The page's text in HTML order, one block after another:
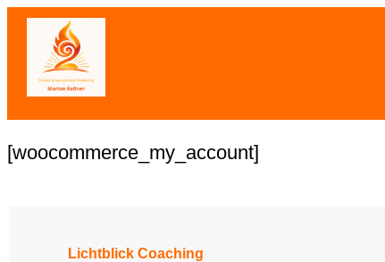
[woocommerce_my_account]
Lichtblick Coaching